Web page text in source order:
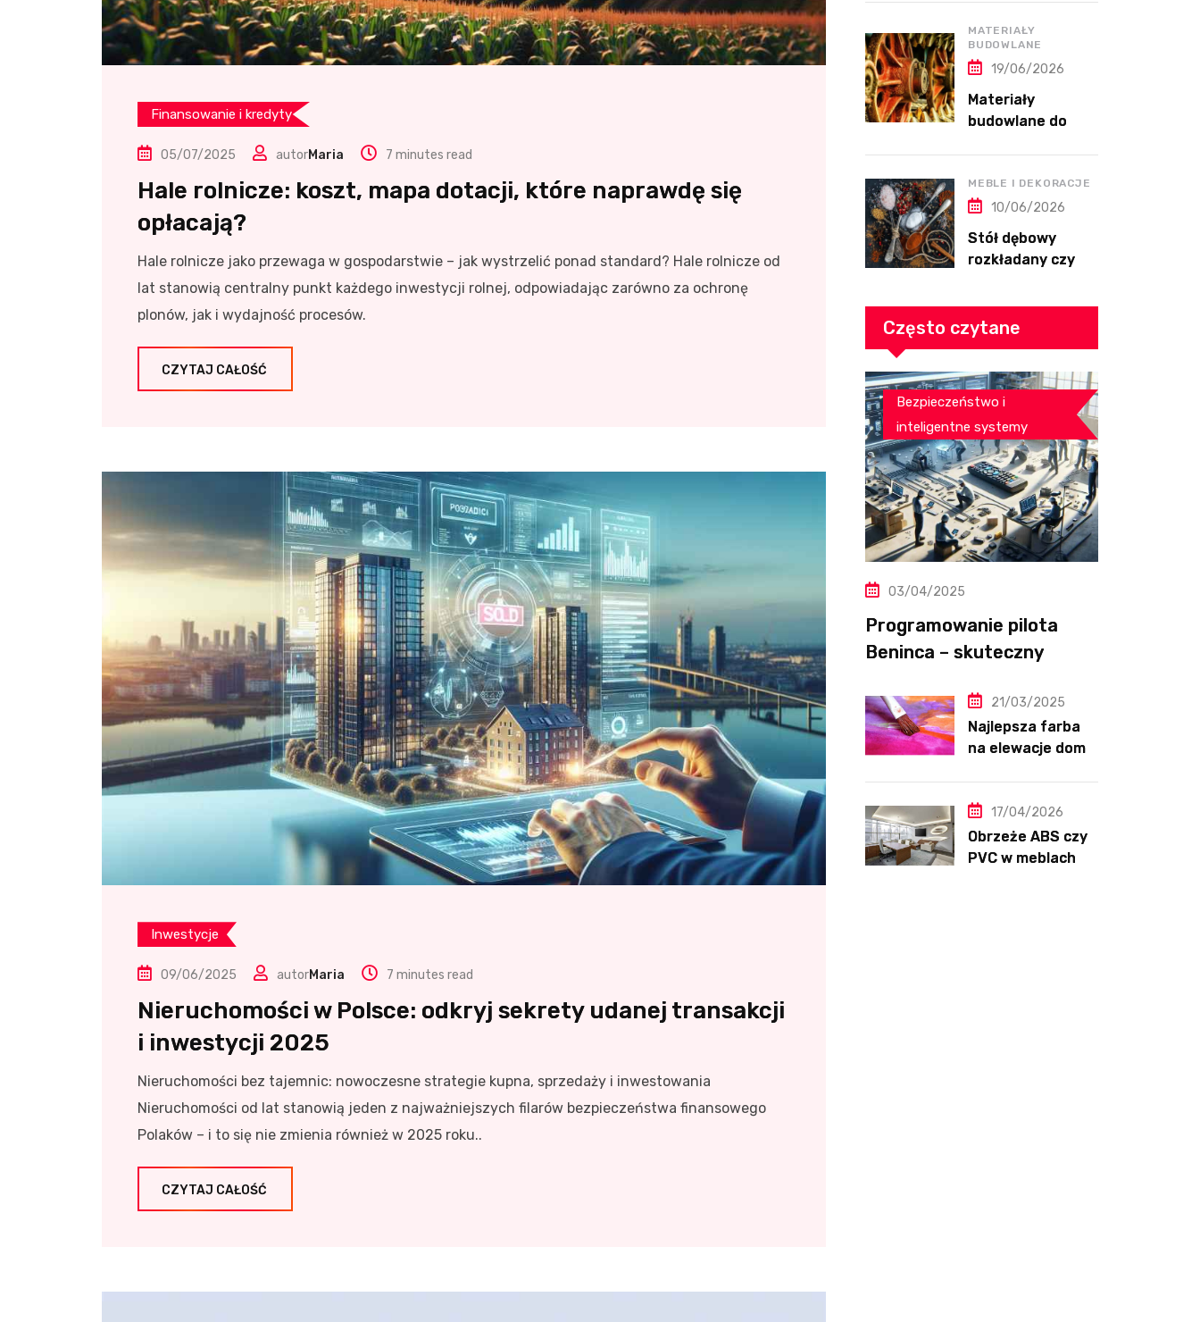
Finansowanie i kredyty
05/07/2025 autorMaria 7 minutes read
Hale rolnicze: koszt, mapa dotacji, które naprawdę się
opłacają?
Hale rolnicze jako przewaga w gospodarstwie – jak wystrzelić ponad standard? Hale rolnicze od
lat stanowią centralny punkt każdego inwestycji rolnej, odpowiadając zarówno za ochronę
plonów, jak i wydajność procesów.
CZYTAJ CAŁOŚĆ
Inwestycje
09/06/2025 autorMaria 7 minutes read
Nieruchomości w Polsce: odkryj sekrety udanej transakcji
i inwestycji 2025
Nieruchomości bez tajemnic: nowoczesne strategie kupna, sprzedaży i inwestowania
Nieruchomości od lat stanowią jeden z najważniejszych filarów bezpieczeństwa finansowego
Polaków – i to się nie zmienia również w 2025 roku..
CZYTAJ CAŁOŚĆ
MATERIAŁY
BUDOWLANE
19/06/2026
Materiały
budowlane do
przeprowadzką
MEBLE I DEKORACJE
10/06/2026
Stół dębowy
rozkładany czy
salonu
Często czytane
Bezpieczeństwo i
inteligentne systemy
03/04/2025
Programowanie pilota
Beninca – skuteczny
21/03/2025
Najlepsza farba
na elewacje domu
17/04/2026
Obrzeże ABS czy
PVC w meblach